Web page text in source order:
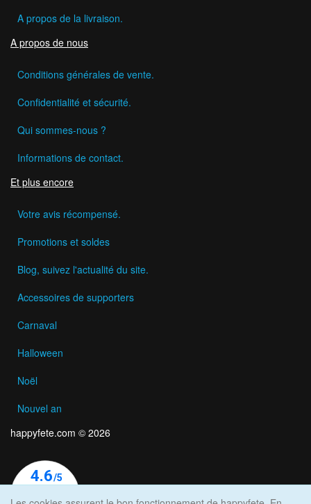
A propos de la livraison.
A propos de nous
Conditions générales de vente.
Confidentialité et sécurité.
Qui sommes-nous ?
Informations de contact.
Et plus encore
Votre avis récompensé.
Promotions et soldes
Blog, suivez l'actualité du site.
Accessoires de supporters
Carnaval
Halloween
Noël
Nouvel an
happyfete.com © 2026